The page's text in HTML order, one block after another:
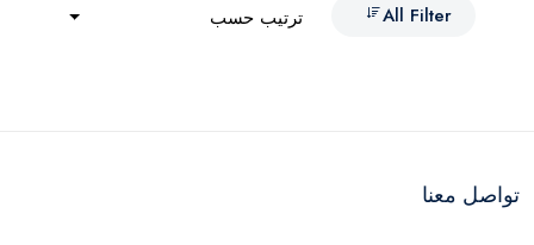
All Filter
ترتيب حسب
تواصل معنا